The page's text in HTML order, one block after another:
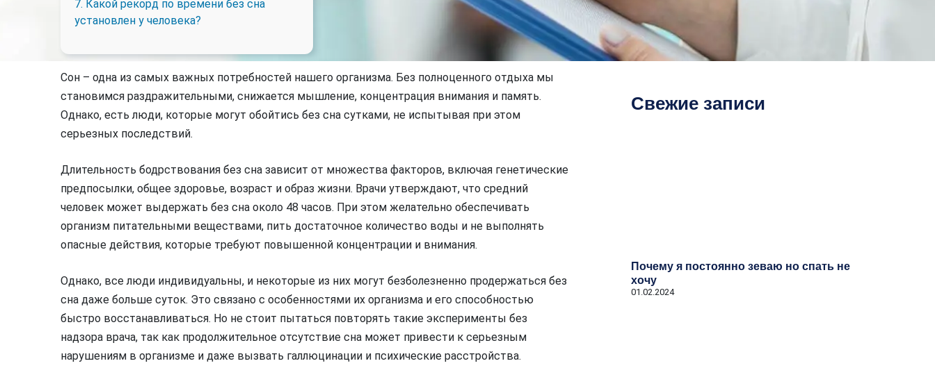
7. Какой рекорд по времени без сна
установлен у человека?
Сон – одна из самых важных потребностей нашего организма. Без полноценного отдыха мы
становимся раздражительными, снижается мышление, концентрация внимания и память.
Однако, есть люди, которые могут обойтись без сна сутками, не испытывая при этом
серьезных последствий.
Длительность бодрствования без сна зависит от множества факторов, включая генетические
предпосылки, общее здоровье, возраст и образ жизни. Врачи утверждают, что средний
человек может выдержать без сна около 48 часов. При этом желательно обеспечивать
организм питательными веществами, пить достаточное количество воды и не выполнять
опасные действия, которые требуют повышенной концентрации и внимания.
Однако, все люди индивидуальны, и некоторые из них могут безболезненно продержаться без
сна даже больше суток. Это связано с особенностями их организма и его способностью
быстро восстанавливаться. Но не стоит пытаться повторять такие эксперименты без
надзора врача, так как продолжительное отсутствие сна может привести к серьезным
нарушениям в организме и даже вызвать галлюцинации и психические расстройства.
Свежие записи
Почему я постоянно зеваю но спать не
хочу
01.02.2024